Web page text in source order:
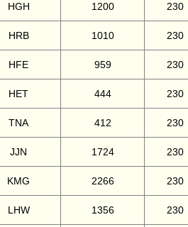
HGH 1200 230
HRB 1010 230
HFE 959 230
HET 444 230
TNA 412 230
JJN 1724 230
KMG 2266 230
LHW 1356 230